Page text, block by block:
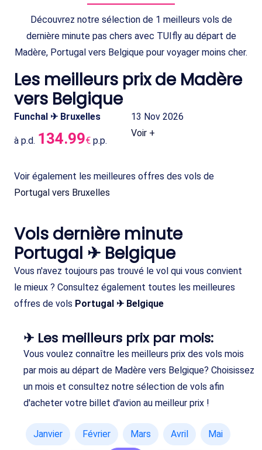
Découvrez notre sélection de 1 meilleurs vols de
dernière minute pas chers avec TUIfly au départ de
Madère, Portugal vers Belgique pour voyager moins cher.
Les meilleurs prix de Madère
vers Belgique
Funchal ✈ Bruxelles 13 Nov 2026
à p.d. 134.99€ p.p.
Voir +
Voir également les meilleures offres des vols de
Portugal vers Bruxelles
Vols dernière minute
Portugal ✈ Belgique
Vous n'avez toujours pas trouvé le vol qui vous convient
le mieux ? Consultez également toutes les meilleures
offres de vols Portugal ✈ Belgique
✈ Les meilleurs prix par mois:
Vous voulez connaître les meilleurs prix des vols mois
par mois au départ de Madère vers Belgique? Choisissez
un mois et consultez notre sélection de vols afin
d'acheter votre billet d'avion au meilleur prix !
Janvier Février Mars Avril Mai